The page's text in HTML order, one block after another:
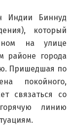
Индии Биннуд
который
на улице
районе города
Пришедшая по
покойного,
связаться со
линию